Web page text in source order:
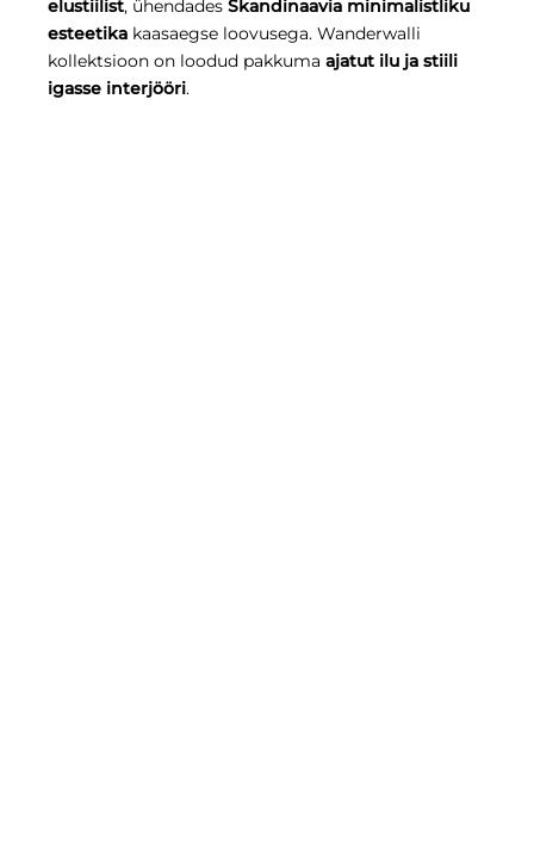
elustiilist, ühendades Skandinaavia minimalistliku
esteetikakaasaegse loovusega. Wanderwalli
kollektsioon on loodud pakkuma ajatut ilu ja stiili
igasse interjööri.